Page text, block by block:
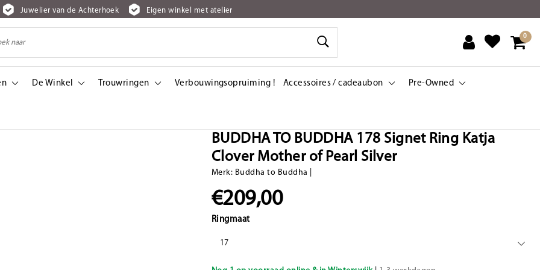
Juwelier van de Achterhoek Eigen winkel met atelier
0
De Winkel Trouwringen Verbouwingsopruiming ! Accessoires / cadeaubon Pre-Owned
BUDDHA TO BUDDHA 178 Signet Ring Katja
Clover Mother of Pearl Silver
Merk: Buddha to Buddha
€209,00
Ringmaat
17